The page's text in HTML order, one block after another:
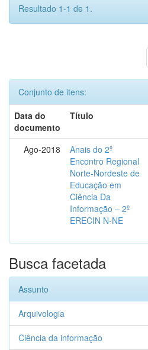
Resultado 1-1 de 1.
Conjunto de itens:
Data do
documento
Título
Ago-2018
Anais do 2º
Encontro Regional
Norte-Nordeste de
Educação em
Ciência Da
Informação – 2º
ERECIN N-NE
Busca facetada
Assunto
Arquivologia
Ciência da informação